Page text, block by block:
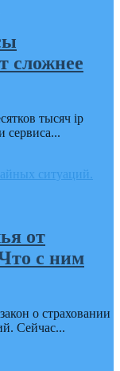
сложнее
тысяч ip
сервиса...
от
с ним
о страховании
Сейчас...